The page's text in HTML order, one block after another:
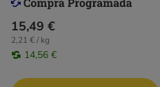
15,49 €
2,21 € / kg
14,56 €